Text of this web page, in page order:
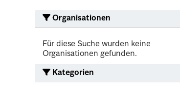
Organisationen
Für diese Suche wurden keine
Organisationen gefunden.
Kategorien